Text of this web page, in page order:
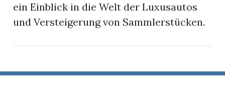
ein Einblick in die Welt der Luxusautos
und Versteigerung von Sammlerstücken.